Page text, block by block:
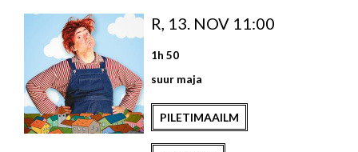
R, 13. NOV 11:00
1h 50
suur maja
PILETIMAAILM